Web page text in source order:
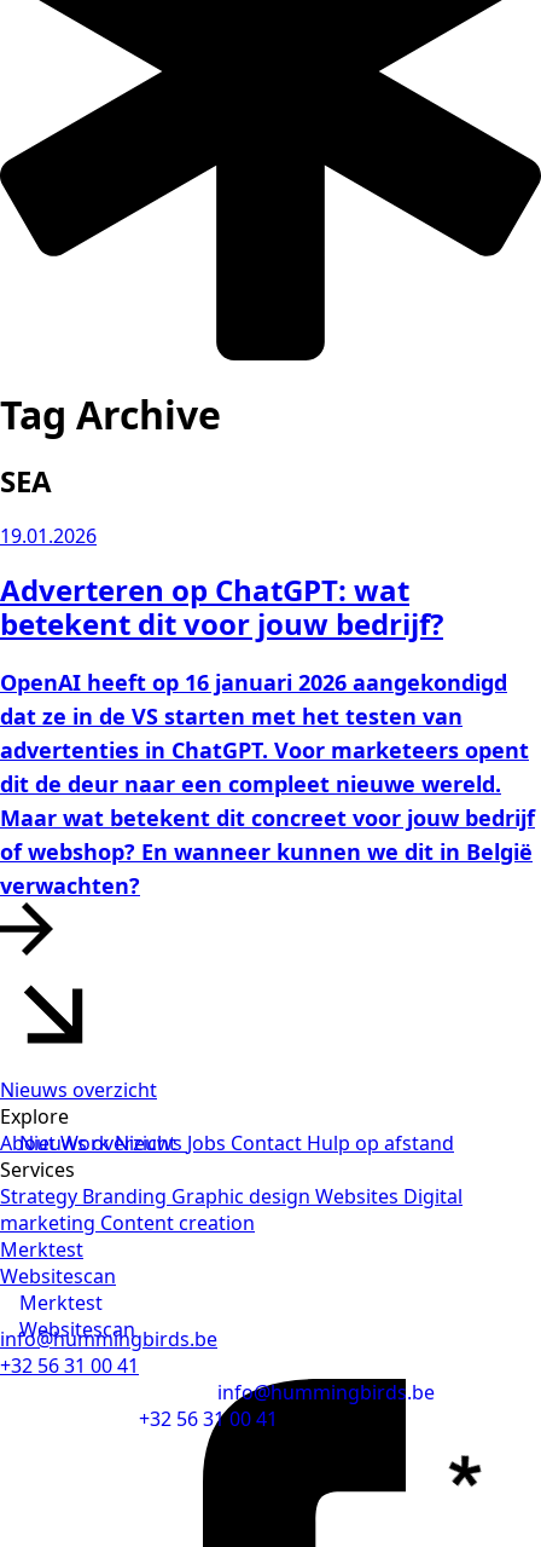
Tag Archive
SEA
19.01.2026
Adverteren op ChatGPT: wat
betekent dit voor jouw bedrijf?
OpenAI heeft op 16 januari 2026 aangekondigd
dat ze in de VS starten met het testen van
advertenties in ChatGPT. Voor marketeers opent
dit de deur naar een compleet nieuwe wereld.
Maar wat betekent dit concreet voor jouw bedrijf
of webshop? En wanneer kunnen we dit in België
verwachten?
Nieuws overzicht
Nieuws overzicht
Explore
AboutWorkNieuws Jobs Contact Hulp op afstand
Services
Strategy Branding Graphic design Websites Digital
marketing Content creation
Merktest
Merktest
Websitescan
Websitescan
info@hummingbirds.be
info@hummingbirds.be
+32 56 31 00 41
+32 56 31 00 41